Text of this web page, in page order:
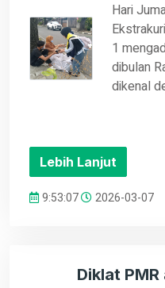
Hari
1
dibulan
dikenal
Lebih Lanjut
9:53:07 2026-03-07
Diklat